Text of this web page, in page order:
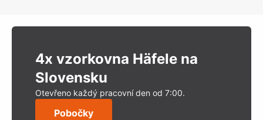
4x vzorkovna Häfele na
Slovensku
Otevřeno každý pracovní den od 7:00.
Pobočky